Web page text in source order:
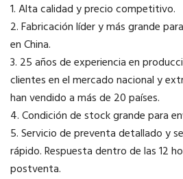
1. Alta calidad y precio competitivo.
2. Fabricación líder y más grande
en China.
3. 25 años de experiencia en
clientes en el mercado nacional y
han vendido a más de 20 países.
4. Condición de stock grande para
5. Servicio de preventa detallado y
rápido. Respuesta dentro de las 12
postventa.